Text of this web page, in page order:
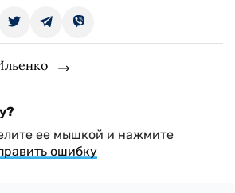
ее мышкой и нажмите
ошибку